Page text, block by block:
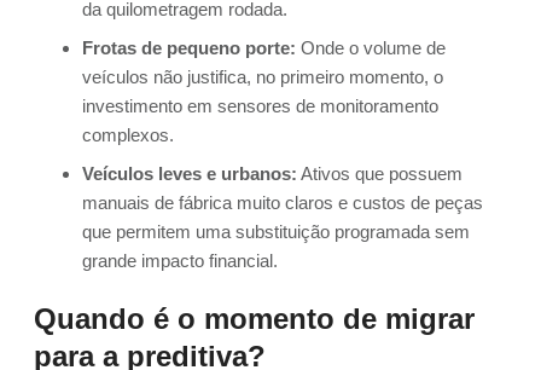
da quilometragem rodada.
Frotas de pequeno porte: Onde o volume de
veículos não justifica, no primeiro momento, o
investimento em sensores de monitoramento
complexos.
Veículos leves e urbanos: Ativos que possuem
manuais de fábrica muito claros e custos de peças
que permitem uma substituição programada sem
grande impacto financial.
Quando é o momento de migrar
para a preditiva?